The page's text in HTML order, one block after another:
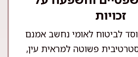
זכויות
לביטוח לאומי נחשב אמנם
פשוטה למראית עין,